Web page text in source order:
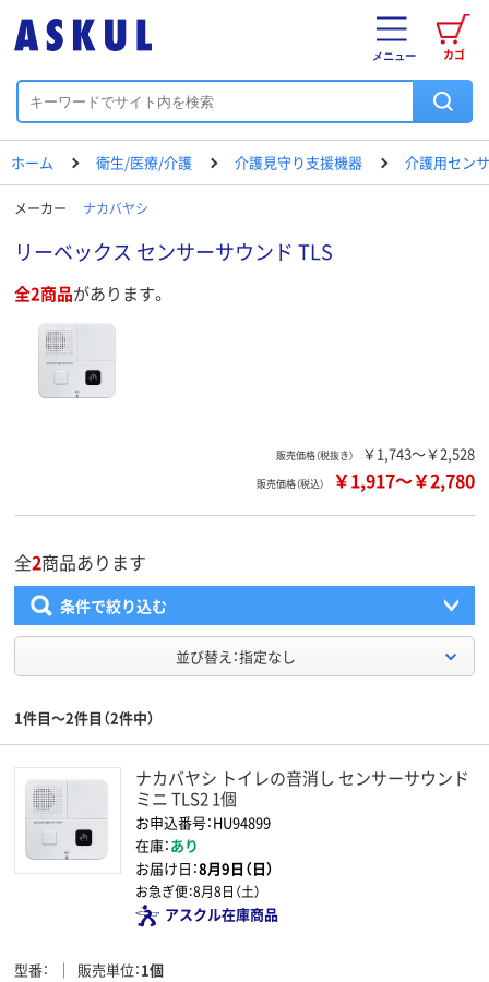
カゴ
メニュー
ホーム 衛生/医療/介護 介護見守り支援機器 介護用セン
メーカー ナカバヤシ
リーベックス センサーサウンド TLS
全2商品があります。
販売価格（税抜き） ￥1,743～￥2,528
販売価格（税込） ￥1,917～￥2,780
全2商品あります
条件で絞り込む
並び替え：指定なし
1件目～2件目（2件中）
ナカバヤシ トイレの音消し センサーサウンド
ミニ TLS2 1個
お申込番号：HU94899
在庫：あり
お届け日：8月9日（日）
お急ぎ便：8月8日（土）
アスクル在庫商品
型番 販売単位 1個